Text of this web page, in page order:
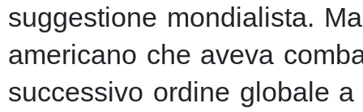
suggestione mondialista.
americano che aveva
successivo ordine globale